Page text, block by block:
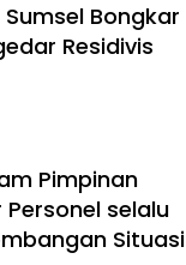
Bongkar
Residivis
Pimpinan
selalu
Situasi